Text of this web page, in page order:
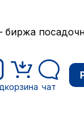
биржа
корзина чат